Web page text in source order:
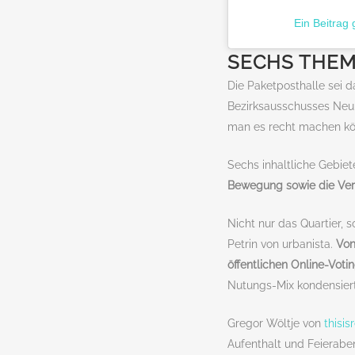
Ein Beitrag
SECHS
Die Paketposthalle sei
Bezirksausschusses
man es recht machen
Sechs inhaltliche
Bewegung sowie die
Nicht nur das Quartier,
Petrin von urbanista.
öffentlichen Online-
Nutungs-Mix
Gregor Wöltje von
Aufenthalt und